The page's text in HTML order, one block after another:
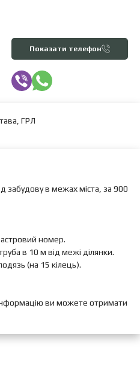
Показати телефон
ГРЛ
забудову в межах міста, за 900
номер.
в 10 м від межі ділянки.
(на 15 кілець).
ви можете отримати